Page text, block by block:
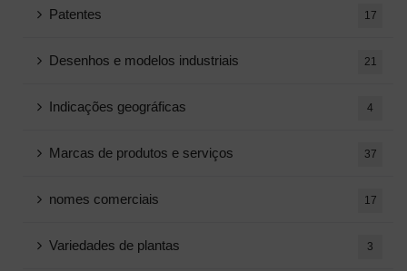
Patentes 17
Desenhos e modelos industriais 21
Indicações geográficas 4
Marcas de produtos e serviços 37
nomes comerciais 17
Variedades de plantas 3